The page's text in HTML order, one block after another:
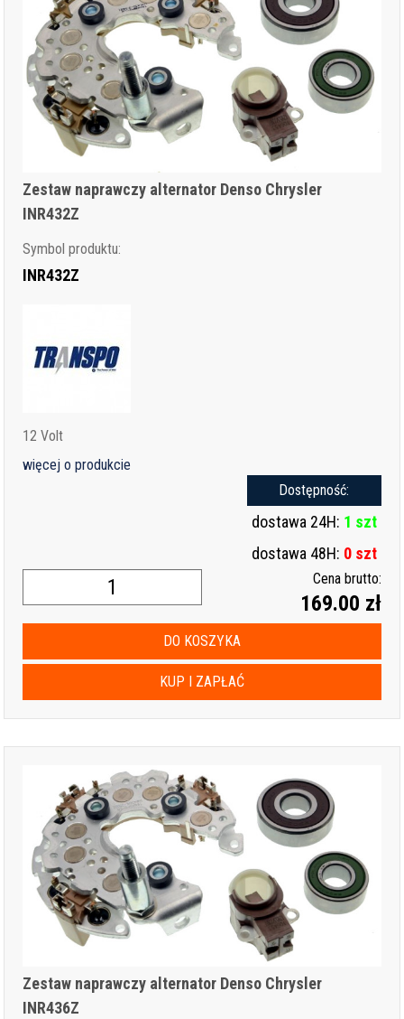
Zestaw naprawczy alternator Denso Chrysler
INR432Z
Symbol produktu:
INR432Z
12 Volt
więcej o produkcie
Dostępność:
dostawa 24H: 1 szt
dostawa 48H: 0 szt
Cena brutto:
169.00 zł
DO KOSZYKA
KUP I ZAPŁAĆ
Zestaw naprawczy alternator Denso Chrysler
INR436Z